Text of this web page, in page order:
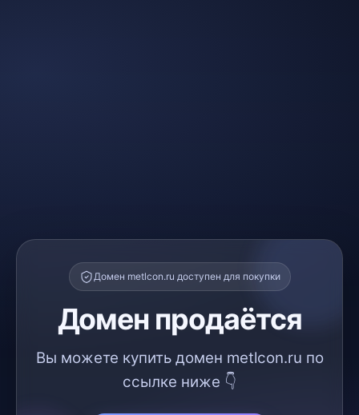
Домен metlcon.ru доступен для покупки
Домен продаётся
Вы можете купить домен metlcon.ru по
ссылке ниже 👇